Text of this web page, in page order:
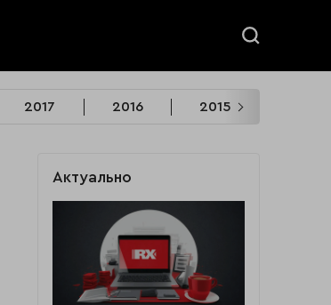
2017 2016 2015
Актуально